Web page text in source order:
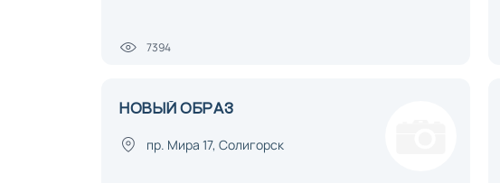
7394
НОВЫЙ ОБРАЗ
пр. Мира 17, Солигорск